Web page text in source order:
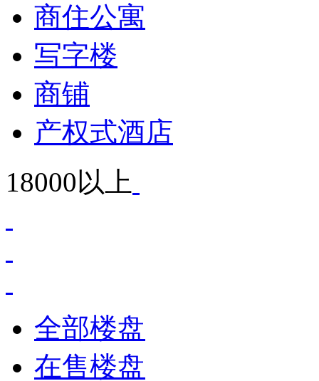
商住公寓
写字楼
商铺
产权式酒店
18000以上
全部楼盘
在售楼盘